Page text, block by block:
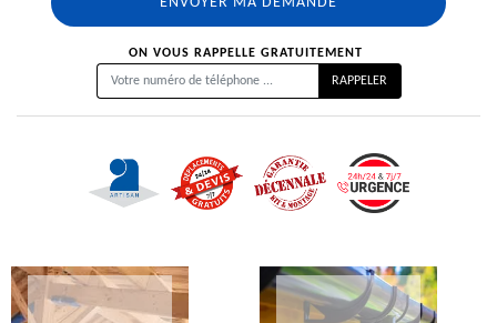
ON VOUS RAPPELLE GRATUITEMENT